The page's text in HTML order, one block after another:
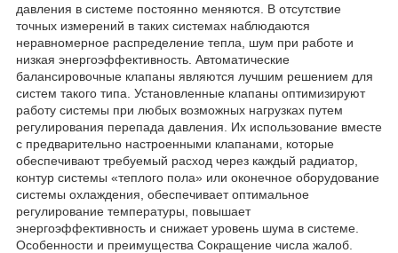
давления в системе постоянно меняются. В отсутствие
точных измерений в таких системах наблюдаются
неравномерное распределение тепла, шум при работе и
низкая энергоэффективность. Автоматические
балансировочные клапаны являются лучшим решением для
систем такого типа. Установленные клапаны оптимизируют
работу системы при любых возможных нагрузках путем
регулирования перепада давления. Их использование вместе
с предварительно настроенными клапанами, которые
обеспечивают требуемый расход через каждый радиатор,
контур системы «теплого пола» или оконечное оборудование
системы охлаждения, обеспечивает оптимальное
регулирование температуры, повышает
энергоэффективность и снижает уровень шума в системе.
Особенности и преимущества Сокращение числа жалоб.